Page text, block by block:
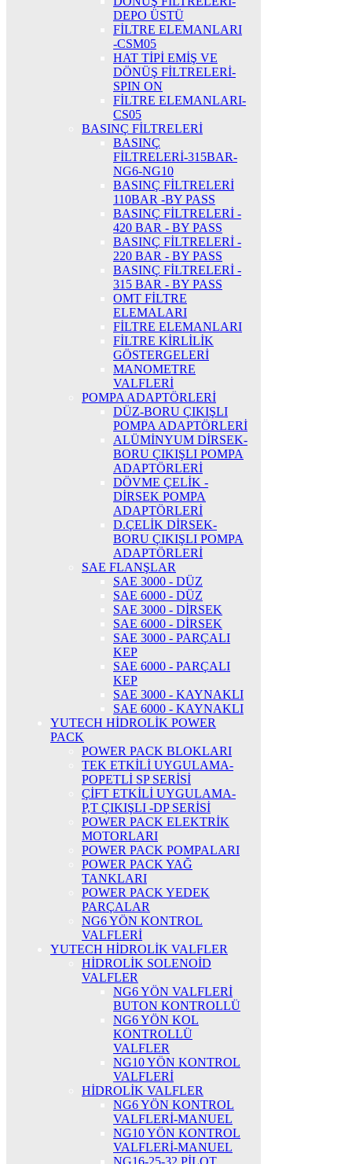
DEPO ÜSTÜ
FİLTRE ELEMANLARI
-CSM05
HAT TİPİ EMİŞ VE
DÖNÜŞ FİLTRELERİ-
SPIN ON
FİLTRE ELEMANLARI-
CS05
BASINÇ FİLTRELERİ
BASINÇ
FİLTRELERİ-315BAR-
NG6-NG10
BASINÇ FİLTRELERİ
110BAR -BY PASS
BASINÇ FİLTRELERİ -
420 BAR - BY PASS
BASINÇ FİLTRELERİ -
220 BAR - BY PASS
BASINÇ FİLTRELERİ -
315 BAR - BY PASS
OMT FİLTRE
ELEMALARI
FİLTRE ELEMANLARI
FİLTRE KİRLİLİK
GÖSTERGELERİ
MANOMETRE
VALFLERİ
POMPA ADAPTÖRLERİ
DÜZ-BORU ÇIKIŞLI
POMPA ADAPTÖRLERİ
ALÜMİNYUM DİRSEK-
BORU ÇIKIŞLI POMPA
ADAPTÖRLERİ
DÖVME ÇELİK -
DİRSEK POMPA
ADAPTÖRLERİ
D.ÇELİK DİRSEK-
BORU ÇIKIŞLI POMPA
ADAPTÖRLERİ
SAE FLANŞLAR
SAE 3000 - DÜZ
SAE 6000 - DÜZ
SAE 3000 - DİRSEK
SAE 6000 - DİRSEK
SAE 3000 - PARÇALI
KEP
SAE 6000 - PARÇALI
KEP
SAE 3000 - KAYNAKLI
SAE 6000 - KAYNAKLI
YUTECH HİDROLİK POWER
PACK
POWER PACK BLOKLARI
TEK ETKİLİ UYGULAMA-
POPETLİ SP SERİSİ
ÇİFT ETKİLİ UYGULAMA-
P,T ÇIKIŞLI -DP SERİSİ
POWER PACK ELEKTRİK
MOTORLARI
POWER PACK POMPALARI
POWER PACK YAĞ
TANKLARI
POWER PACK YEDEK
PARÇALAR
NG6 YÖN KONTROL
VALFLERİ
YUTECH HİDROLİK VALFLER
HİDROLİK SOLENOİD
VALFLER
NG6 YÖN VALFLERİ
BUTON KONTROLLÜ
NG6 YÖN KOL
KONTROLLÜ
VALFLER
NG10 YÖN KONTROL
VALFLERİ
HİDROLİK VALFLER
NG6 YÖN KONTROL
VALFLERİ-MANUEL
NG10 YÖN KONTROL
VALFLERİ-MANUEL